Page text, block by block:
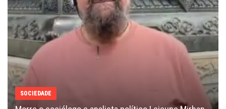
SOCIEDADE